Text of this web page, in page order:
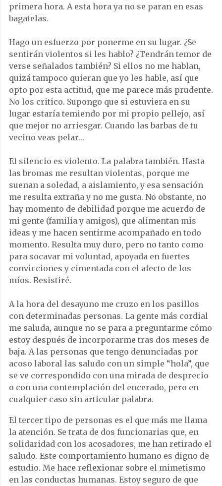
primera hora. A esta hora ya no se paran en esas
bagatelas.
Hago un esfuerzo por ponerme en su lugar. ¿Se
sentirán violentos si les hablo? ¿Tendrán temor de
verse señalados también? Si ellos no me hablan,
quizá tampoco quieran que yo les hable, así que
opto por esta actitud, que me parece más prudente.
No los critico. Supongo que si estuviera en su
lugar estaría temiendo por mi propio pellejo, así
que mejor no arriesgar. Cuando las barbas de tu
vecino veas pelar…
El silencio es violento. La palabra también. Hasta
las bromas me resultan violentas, porque me
suenan a soledad, a aislamiento, y esa sensación
me resulta extraña y no me gusta. No obstante, no
hay momento de debilidad porque me acuerdo de
mi gente (familia y amigos), que alimentan mis
ideas y me hacen sentirme acompañado en todo
momento. Resulta muy duro, pero no tanto como
para socavar mi voluntad, apoyada en fuertes
convicciones y cimentada con el afecto de los
míos. Resistiré.
A la hora del desayuno me cruzo en los pasillos
con determinadas personas. La gente más cordial
me saluda, aunque no se para a preguntarme cómo
estoy después de incorporarme tras dos meses de
baja. A las personas que tengo denunciadas por
acoso laboral las saludo con un simple “hola”, que
se ve correspondido con una mirada de desprecio
o con una contemplación del encerado, pero en
cualquier caso sin articular palabra.
El tercer tipo de personas es el que más me llama
la atención. Se trata de dos funcionarias que, en
solidaridad con los acosadores, me han retirado el
saludo. Este comportamiento humano es digno de
estudio. Me hace reflexionar sobre el mimetismo
en las conductas humanas. Estoy seguro de que